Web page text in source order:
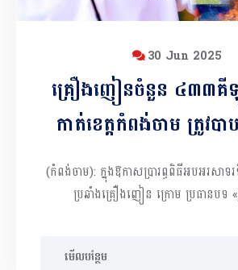
30 Jun 2025
គ្រឿងញៀនចំនួន ៤៣៣គីឡូ
កាត់ខេត្តកំពង់ចាម ត្រូវបា
ប្រារព្ធពិធីដុតកំទេ
(កំពង់ចាម): ក្នុងឱកាសប្រារព្ធពិធីអបអរសាទរ
ប្រឆាំងគ្រឿងញៀន ក្រោម ប្រធានបទ «រួ
មើលបន្ថែម